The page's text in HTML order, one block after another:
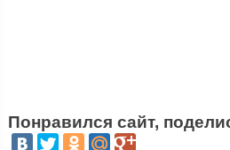
Понравился сайт,